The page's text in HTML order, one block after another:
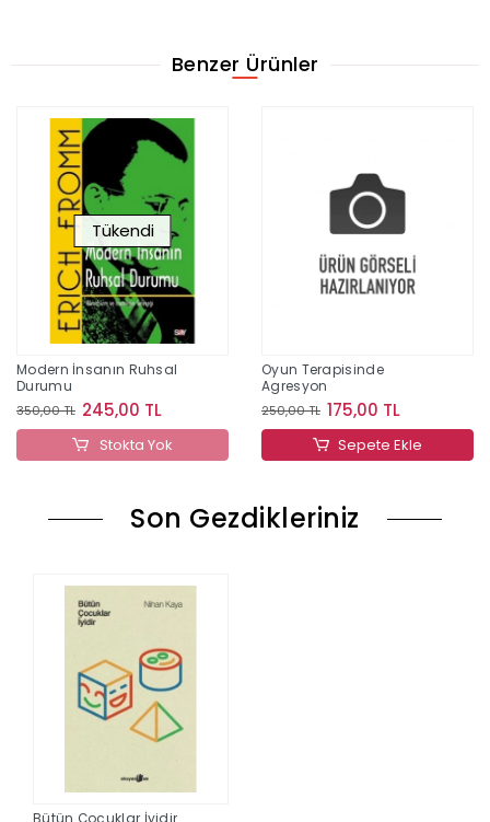
Benzer Ürünler
Tükendi
Modern İnsanın Ruhsal
Durumu
350,00 TL 245,00 TL
Stokta Yok
Oyun Terapisinde
Agresyon
250,00 TL 175,00 TL
Sepete Ekle
Son Gezdikleriniz
Bütün Çocuklar İyidir